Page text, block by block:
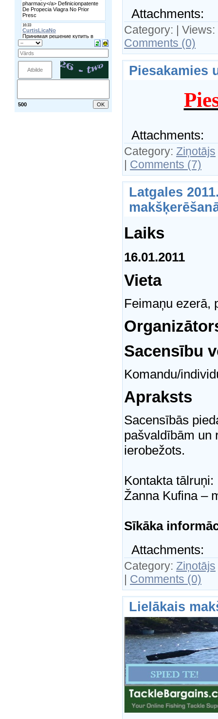
500
Attachments:
Category: |
Comments (0)
Piesakamies
Attachments:
Category: Ziņotājs
| Comments (7)
Latgales
Laiks
16.01.2011
Vieta
Feimaņu ezerā,
Sacensību
Komandu/
Apraksts
Sacensībās
pašvaldībām un
ierobežots.
Kontakta
Žanna Kufina –
Sīkāka
Attachments:
Category: Ziņotājs
Comments (0)
Lielākais